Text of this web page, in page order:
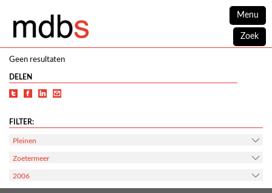
Menu
Zoek
Geen resultaten
DELEN
FILTER:
Pleinen
Zoetermeer
2006